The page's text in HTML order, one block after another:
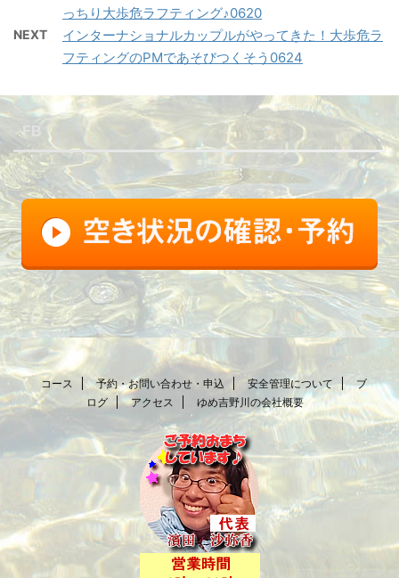
っちり大歩危ラフティング♪0620
NEXT
インターナショナルカップルがやってきた！大歩危ラ
フティングのPMであそびつくそう0624
FB
コース 予約・お問い合わせ・申込 安全管理について
ブ
ログ
アクセス ゆめ吉野川の会社概要